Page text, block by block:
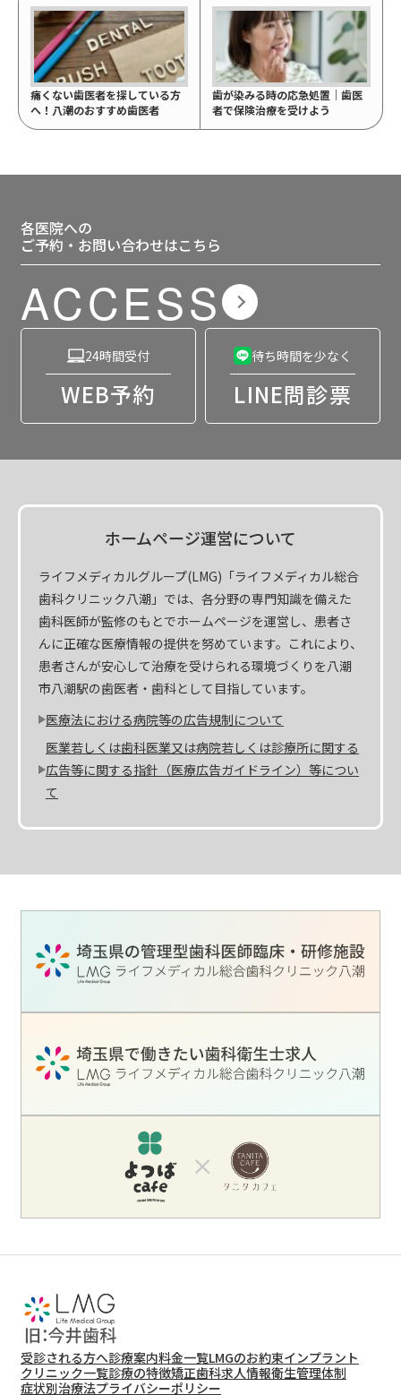
痛くない歯医者を探している方
へ！八潮のおすすめ歯医者
歯が染みる時の応急処置｜歯医
者で保険治療を受けよう
各医院への
ご予約・お問い合わせはこちら
ACCESS
24時間受付
WEB予約
待ち時間を少なく
LINE問診票
ホームページ運営について
ライフメディカルグループ(LMG)「ライフメディカル総合
歯科クリニック八潮」では、各分野の専門知識を備えた
歯科医師が監修のもとでホームページを運営し、患者さ
んに正確な医療情報の提供を努めています。これにより、
患者さんが安心して治療を受けられる環境づくりを八潮
市八潮駅の歯医者・歯科として目指しています。
医療法における病院等の広告規制について
医業若しくは歯科医業又は病院若しくは診療所に関する
広告等に関する指針（医療広告ガイドライン）等につい
て
受診される方へ診療案内料金一覧LMGのお約束インプラント
クリニック一覧診療の特徴矯正歯科求人情報衛生管理体制
症状別治療法プライバシーポリシー